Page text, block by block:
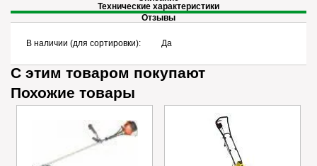
Технические характеристики
Отзывы
В наличии (для сортировки): Да
С этим товаром покупают
Похожие товары